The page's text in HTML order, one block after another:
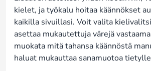
kielet, ja työkalu hoitaa käännökset
kaikilla sivuillasi. Voit valita
asettaa mukautettuja värejä
muokata mitä tahansa käännöstä
haluat mukauttaa sanamuotoa